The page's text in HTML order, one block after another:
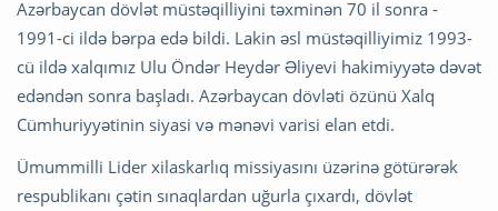
Azərbaycan dövlət müstəqilliyini təxminən 70 il sonra -
1991-ci ildə bərpa edə bildi. Lakin əsl müstəqilliyimiz 1993-
cü ildə xalqımız Ulu Öndər Heydər Əliyevi hakimiyyətə dəvət
edəndən sonra başladı. Azərbaycan dövləti özünü Xalq
Cümhuriyyətinin siyasi və mənəvi varisi elan etdi.
Ümummilli Lider xilaskarlıq missiyasını üzərinə götürərək
respublikanı çətin sınaqlardan uğurla çıxardı, dövlət